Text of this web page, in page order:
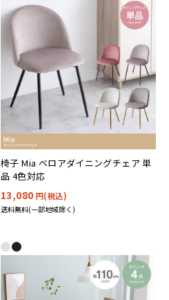
椅子 Mia ベロアダイニングチェア 単
品 4色対応
13,080 円(税込)
送料無料(一部地域除く)